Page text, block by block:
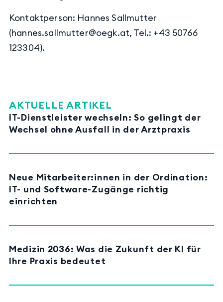
Kontaktperson: Hannes Sallmutter
(hannes.sallmutter@oegk.at, Tel.: +43 50766
123304).
AKTUELLE ARTIKEL
IT-Dienstleister wechseln: So gelingt der
Wechsel ohne Ausfall in der Arztpraxis
Neue Mitarbeiter:innen in der Ordination:
IT- und Software-Zugänge richtig
einrichten
Medizin 2036: Was die Zukunft der KI für
Ihre Praxis bedeutet